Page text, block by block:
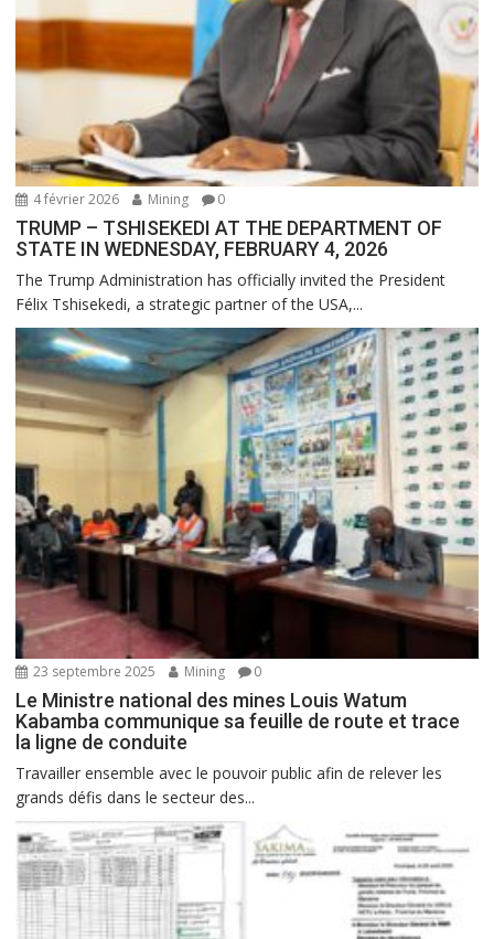
4 février 2026 Mining 0
TRUMP – TSHISEKEDI AT THE DEPARTMENT OF
STATE IN WEDNESDAY, FEBRUARY 4, 2026
The Trump Administration has officially invited the President
Félix Tshisekedi, a strategic partner of the USA,...
23 septembre 2025 Mining 0
Le Ministre national des mines Louis Watum
Kabamba communique sa feuille de route et trace
la ligne de conduite
Travailler ensemble avec le pouvoir public afin de relever les
grands défis dans le secteur des...